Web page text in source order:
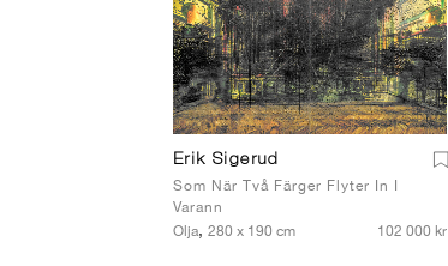
Erik Sigerud
Som När Två Färger Flyter In I
Varann
Olja, 280 x 190 cm 102 000 kr